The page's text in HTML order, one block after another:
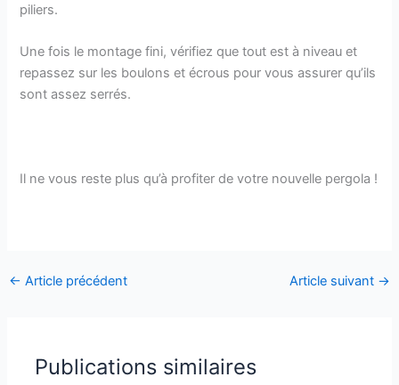
piliers.
Une fois le montage fini, vérifiez que tout est à niveau et
repassez sur les boulons et écrous pour vous assurer qu’ils
sont assez serrés.
Il ne vous reste plus qu’à profiter de votre nouvelle pergola !
← Article précédent Article suivant →
Publications similaires